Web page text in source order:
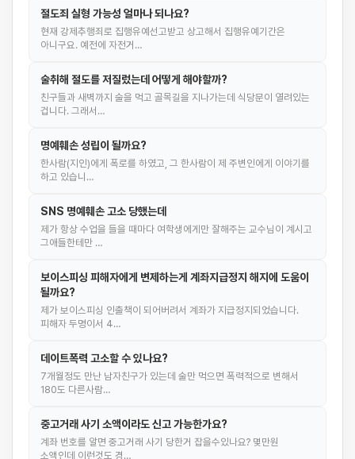
절도죄 실형 가능성 얼마나 되나요?
현재 강제추행죄로 집행유예선고받고 상고해서 집행유예기간은
아니구요. 예전에 자전거…
술취해 절도를 저질렀는데 어떻게 해야할까?
친구들과 새벽까지 술을 먹고 골목길을 지나가는데 식당문이 열려있는
겁니다. 그래서…
명예훼손 성립이 될까요?
한사람(지인)에게 폭로를 하였고, 그 한사람이 제 주변인에게 이야기를
하고 있습니…
SNS 명예훼손 고소 당했는데
제가 항상 수업을 들을 때마다 여학생에게만 잘해주는 교수님이 계시고
그애들한테만 …
보이스피싱 피해자에게 변제하는게 계좌지급정지 해지에 도움이
될까요?
제가 보이스피싱 인출책이 되어버려서 계좌가 지급정지되었습니다.
피해자 두명이서 4…
데이트폭력 고소할 수 있나요?
7개월정도 만난 남자친구가 있는데 술만 먹으면 폭력적으로 변해서
180도 다른사람…
중고거래 사기 소액이라도 신고 가능한가요?
계좌 번호를 알면 중고거래 사기 당한거 잡을수있나요? 몇만원
소액인데 이런것도 경…